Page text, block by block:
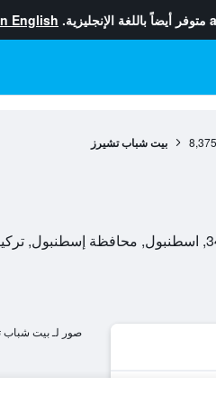
متوفر أيضاً باللغة الإنجليزية. English
8,375 بيت شباب تشيرز
صور لـ بيت شباب